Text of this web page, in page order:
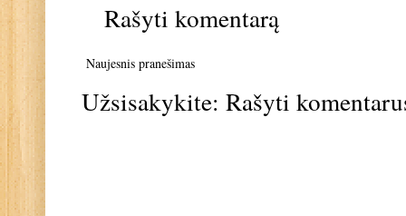
Rašyti komentarą
Naujesnis pranešimas
Užsisakykite: Rašyti